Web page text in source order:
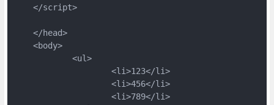
    </script>
    </head>
    <body>
            <ul>
                    <li>123</li>
                    <li>456</li>
                    <li>789</li>